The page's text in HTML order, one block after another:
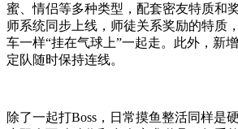
蜜、情侣等多种类型，配套密友特质和
师系统同步上线，师徒关系奖励的特质
车一样“挂在气球上”一起走。此外，新
定队随时保持连线。
除了一起打Boss，日常摸鱼整活同样是